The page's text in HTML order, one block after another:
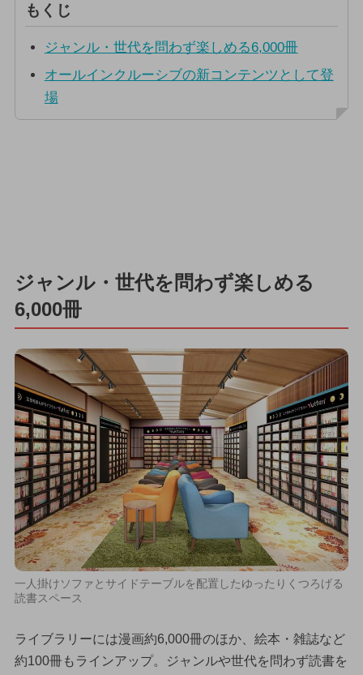
もくじ
ジャンル・世代を問わず楽しめる6,000冊
オールインクルーシブの新コンテンツとして登
場
ジャンル・世代を問わず楽しめる
6,000冊
一人掛けソファとサイドテーブルを配置したゆったりくつろげる
読書スペース
ライブラリーには漫画約6,000冊のほか、絵本・雑誌など
約100冊もラインアップ。ジャンルや世代を問わず読書を